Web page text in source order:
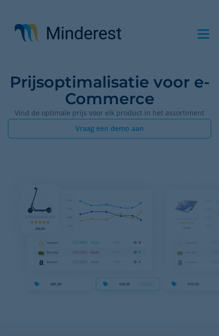
naar
Prijsoptimalisatie voor e-
Commerce
Vind de optimale prijs voor elk product in het assortiment
Vraag een demo aan